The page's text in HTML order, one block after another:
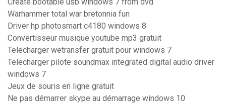
Create bootable usb windows 7 from dvd
Warhammer total war bretonnia fun
Driver hp photosmart c4180 windows 8
Convertisseur musique youtube mp3 gratuit
Telecharger wetransfer gratuit pour windows 7
Telecharger pilote soundmax integrated digital audio driver
windows 7
Jeux de souris en ligne gratuit
Ne pas démarrer skype au démarrage windows 10